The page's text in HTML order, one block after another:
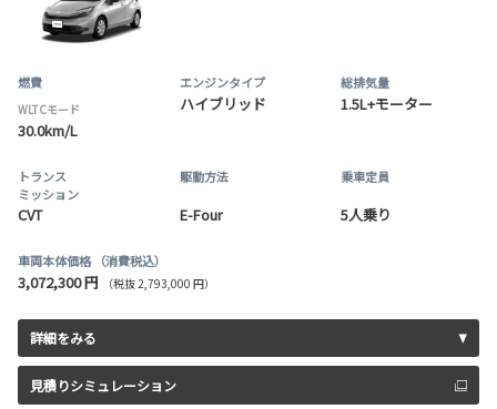
燃費
WLTCモード
30.0km/L
エンジンタイプ
ハイブリッド
総排気量
1.5L+モーター
トランス
ミッション
CVT
駆動方法
E-Four
乗車定員
5人乗り
車両本体価格 （消費税込）
3,072,300 円 （税抜 2,793,000 円）
詳細をみる
見積りシミュレーション